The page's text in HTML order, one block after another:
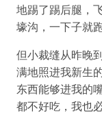
地踢了踢后腿，
壕沟，一下子就跑
但小裁缝从昨晚
满地照进我新生
东西能够进我的
都不好吃，我也